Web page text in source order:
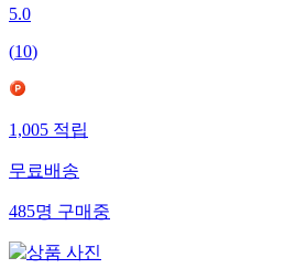
5.0
(10)
1,005적립
무료배송
485명구매중